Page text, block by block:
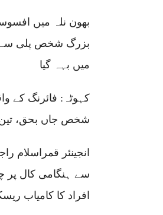
بھون نلہ میں
بزرگ شخص پلی سے
میں بہہ گیا
کہوٹہ: فائرنگ کے
شخص جاں بحق،
انجینئر قمراسلام
افراد کا کامیاب